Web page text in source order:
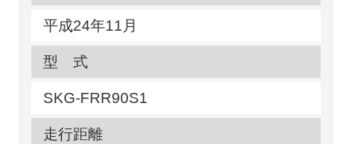
平成24年11月
型 式
SKG-FRR90S1
走行距離